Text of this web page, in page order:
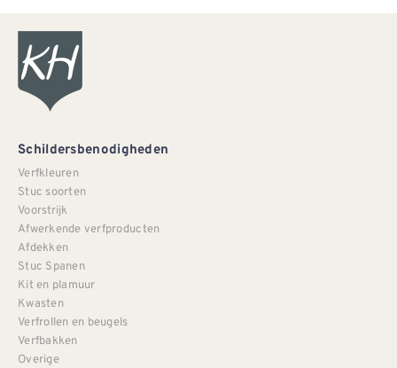
Schildersbenodigheden
Verfkleuren
Stuc soorten
Voorstrijk
Afwerkende verfproducten
Afdekken
Stuc Spanen
Kit en plamuur
Kwasten
Verfrollen en beugels
Verfbakken
Overige